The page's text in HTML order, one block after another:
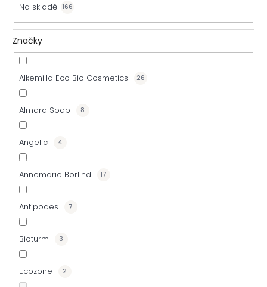
Na skladě 166
Značky
Alkemilla Eco Bio Cosmetics 26
Almara Soap 8
Angelic 4
Annemarie Börlind 17
Antipodes 7
Bioturm 3
Ecozone 2